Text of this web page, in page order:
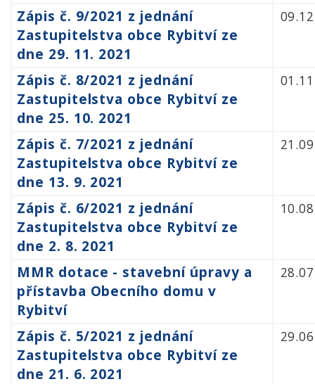
Zápis č. 9/2021 z jednání
Zastupitelstva obce Rybitví ze
dne 29. 11. 2021
Zápis č. 8/2021 z jednání
Zastupitelstva obce Rybitví ze
dne 25. 10. 2021
Zápis č. 7/2021 z jednání
Zastupitelstva obce Rybitví ze
dne 13. 9. 2021
Zápis č. 6/2021 z jednání
Zastupitelstva obce Rybitví ze
dne 2. 8. 2021
MMR dotace - stavební úpravy a
přístavba Obecního domu v
Rybitví
Zápis č. 5/2021 z jednání
Zastupitelstva obce Rybitví ze
dne 21. 6. 2021